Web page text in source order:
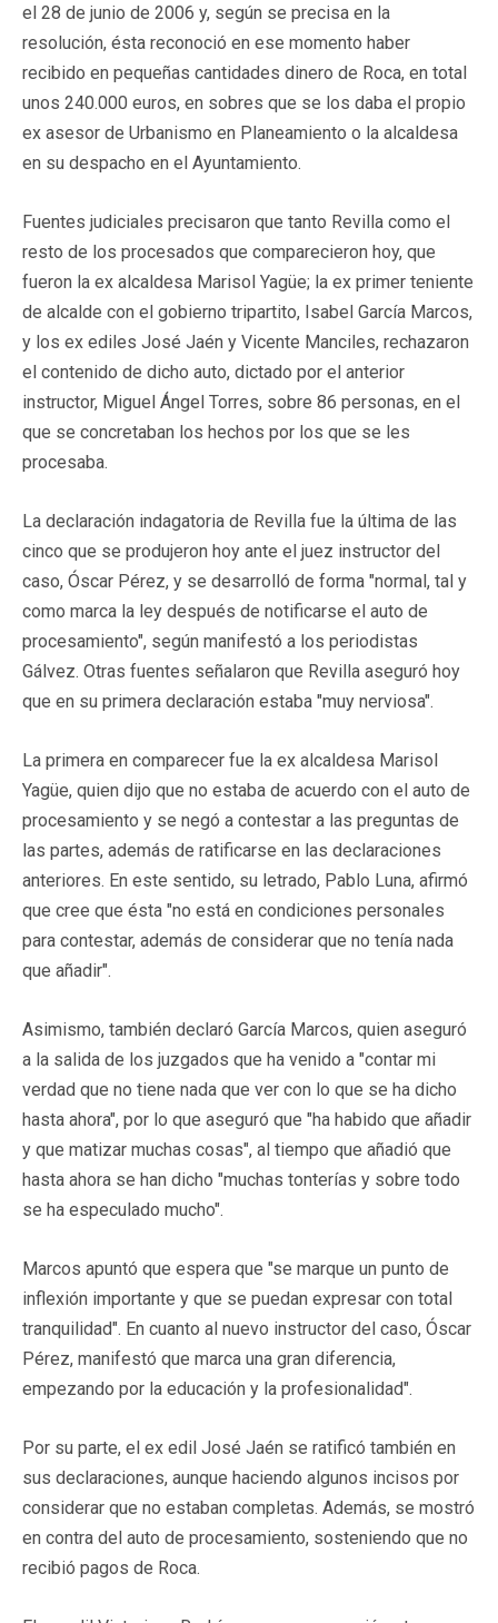
el 28 de junio de 2006 y, según se precisa en la
resolución, ésta reconoció en ese momento haber
recibido en pequeñas cantidades dinero de Roca, en total
unos 240.000 euros, en sobres que se los daba el propio
ex asesor de Urbanismo en Planeamiento o la alcaldesa
en su despacho en el Ayuntamiento.
Fuentes judiciales precisaron que tanto Revilla como el
resto de los procesados que comparecieron hoy, que
fueron la ex alcaldesa Marisol Yagüe; la ex primer teniente
de alcalde con el gobierno tripartito, Isabel García Marcos,
y los ex ediles José Jaén y Vicente Manciles, rechazaron
el contenido de dicho auto, dictado por el anterior
instructor, Miguel Ángel Torres, sobre 86 personas, en el
que se concretaban los hechos por los que se les
procesaba.
La declaración indagatoria de Revilla fue la última de las
cinco que se produjeron hoy ante el juez instructor del
caso, Óscar Pérez, y se desarrolló de forma "normal, tal y
como marca la ley después de notificarse el auto de
procesamiento", según manifestó a los periodistas
Gálvez. Otras fuentes señalaron que Revilla aseguró hoy
que en su primera declaración estaba "muy nerviosa".
La primera en comparecer fue la ex alcaldesa Marisol
Yagüe, quien dijo que no estaba de acuerdo con el auto de
procesamiento y se negó a contestar a las preguntas de
las partes, además de ratificarse en las declaraciones
anteriores. En este sentido, su letrado, Pablo Luna, afirmó
que cree que ésta "no está en condiciones personales
para contestar, además de considerar que no tenía nada
que añadir".
Asimismo, también declaró García Marcos, quien aseguró
a la salida de los juzgados que ha venido a "contar mi
verdad que no tiene nada que ver con lo que se ha dicho
hasta ahora", por lo que aseguró que "ha habido que añadir
y que matizar muchas cosas", al tiempo que añadió que
hasta ahora se han dicho "muchas tonterías y sobre todo
se ha especulado mucho".
Marcos apuntó que espera que "se marque un punto de
inflexión importante y que se puedan expresar con total
tranquilidad". En cuanto al nuevo instructor del caso, Óscar
Pérez, manifestó que marca una gran diferencia,
empezando por la educación y la profesionalidad".
Por su parte, el ex edil José Jaén se ratificó también en
sus declaraciones, aunque haciendo algunos incisos por
considerar que no estaban completas. Además, se mostró
en contra del auto de procesamiento, sosteniendo que no
recibió pagos de Roca.